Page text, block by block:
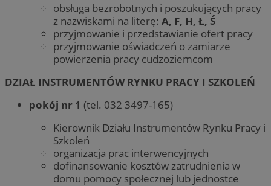
obsługa bezrobotnych i poszukujących pracy
z nazwiskami na literę: A, F, H, Ł, Ś
przyjmowanie i przedstawianie ofert pracy
przyjmowanie oświadczeń o zamiarze
powierzenia pracy cudzoziemcom
DZIAŁ INSTRUMENTÓW RYNKU PRACY I SZKOLEŃ
pokój nr 1 (tel. 032 3497-165)
Kierownik Działu Instrumentów Rynku Pracy i
Szkoleń
organizacja prac interwencyjnych
dofinansowanie kosztów zatrudnienia w
domu pomocy społecznej lub jednostce